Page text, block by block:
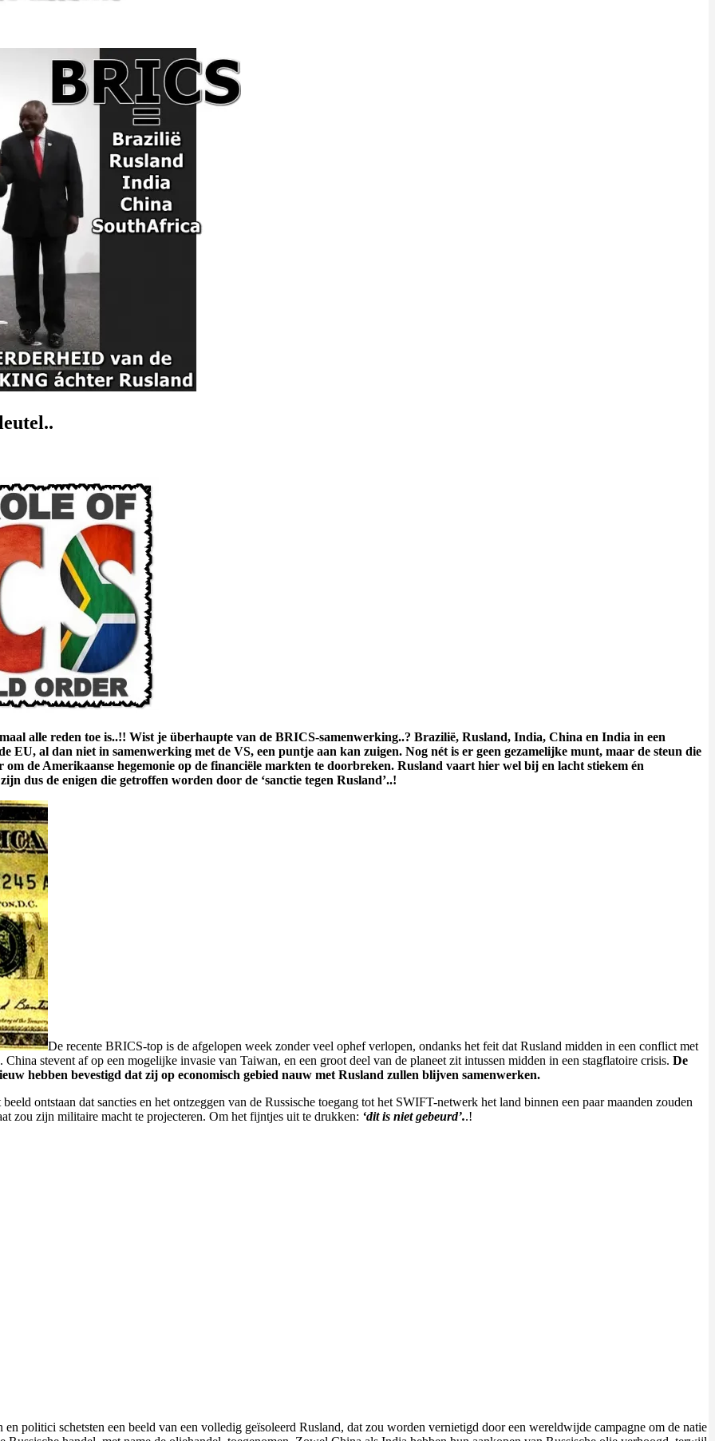
alle reden toe is..!! Wist je überhaupte van de BRICS-samenwerking..? Brazilië, Rusland, India, China en India in een
EU, al dan niet in samenwerking met de VS, een puntje aan kan zuigen. Nog nét is er geen gezamelijke munt, maar de steun die
de Amerikaanse hegemonie op de financiële markten te doorbreken. Rusland vaart hier wel bij en lacht stiekem én
dus de enigen die getroffen worden door de ‘sanctie tegen Rusland’..!
De recente BRICS-top is de afgelopen week zonder veel ophef verlopen, ondanks het feit dat Rusland midden in een conflict met
stevent af op een mogelijke invasie van Taiwan, en een groot deel van de planeet zit intussen midden in een stagflatoire crisis. De
hebben bevestigd dat zij op economisch gebied nauw met Rusland zullen blijven samenwerken.
ontstaan dat sancties en het ontzeggen van de Russische toegang tot het SWIFT-netwerk het land binnen een paar maanden zouden
zou zijn militaire macht te projecteren. Om het fijntjes uit te drukken: ‘dit is niet gebeurd’..!
en politici schetsten een beeld van een volledig geïsoleerd Rusland, dat zou worden vernietigd door een wereldwijde campagne om de natie